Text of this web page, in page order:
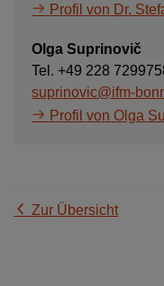
Profil von Dr.
Olga Suprinovič
Tel. +49 228
suprinovic@ifm-
Profil von Olga
Zur Übersicht